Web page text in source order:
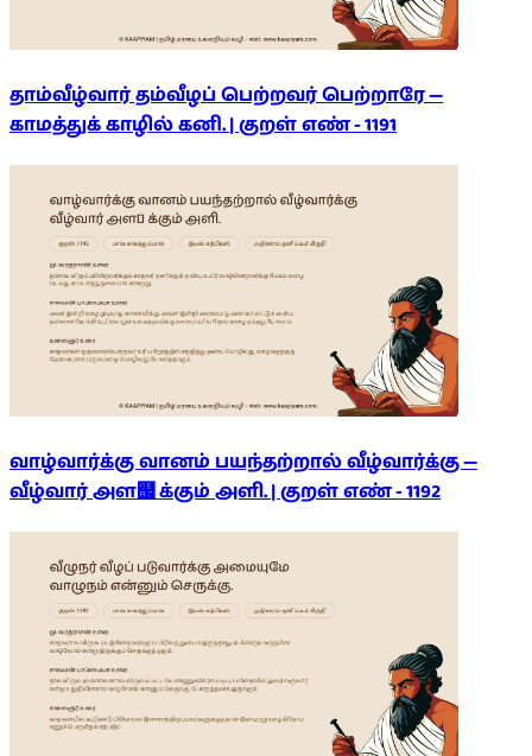
தாம்வீழ்வார் தம்வீழப் பெற்றவர் பெற்றாரே —
காமத்துக் காழில் கனி. | குறள் எண் -1191
வாழ்வார்க்கு வானம் பயந்தற்றால் வீழ்வார்க்கு —
வீழ்வார் அள஧ க்கும் அளி. | குறள் எண் -1192